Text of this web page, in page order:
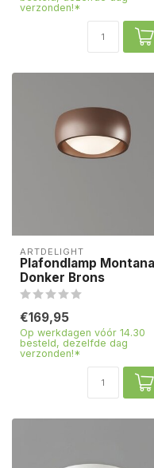
verzonden!*
ARTDELIGHT
Plafondlamp
Donker Brons
€169,95
Op werkdagen vóór 14.30
besteld, dezelfde dag
verzonden!*